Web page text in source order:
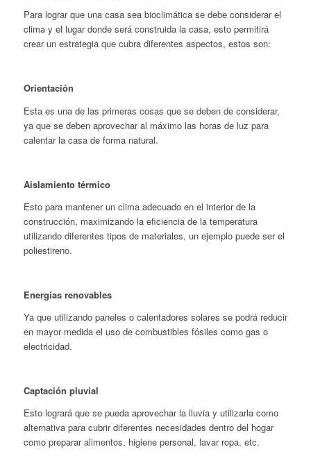
Para lograr que una casa sea bioclimática se debe considerar el
clima y el lugar donde será construida la casa, esto permitirá
crear un estrategia que cubra diferentes aspectos, estos son:
Orientación
Esta es una de las primeras cosas que se deben de considerar,
ya que se deben aprovechar al máximo las horas de luz para
calentar la casa de forma natural.
Aislamiento térmico
Esto para mantener un clima adecuado en el interior de la
construcción, maximizando la eficiencia de la temperatura
utilizando diferentes tipos de materiales, un ejemplo puede ser el
poliestireno.
Energías renovables
Ya que utilizando paneles o calentadores solares se podrá reducir
en mayor medida el uso de combustibles fósiles como gas o
electricidad.
Captación pluvial
Esto logrará que se pueda aprovechar la lluvia y utilizarla como
alternativa para cubrir diferentes necesidades dentro del hogar
como preparar alimentos, higiene personal, lavar ropa, etc.